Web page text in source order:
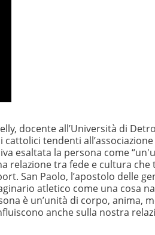
docente all’Università di
tendenti
esaltata la persona come
relazione tra fede e cultura che
San Paolo, l’apostolo delle
atletico come una cosa
è un’unità di corpo, anima,
anche sulla nostra